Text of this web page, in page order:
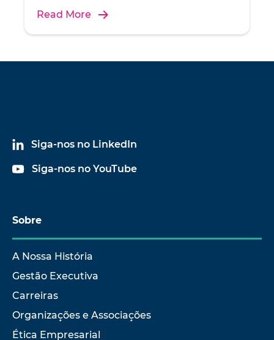
Read More
Siga-nos no LinkedIn
Siga-nos no YouTube
Sobre
A Nossa História
Gestão Executiva
Carreiras
Organizações e Associações
Ética Empresarial